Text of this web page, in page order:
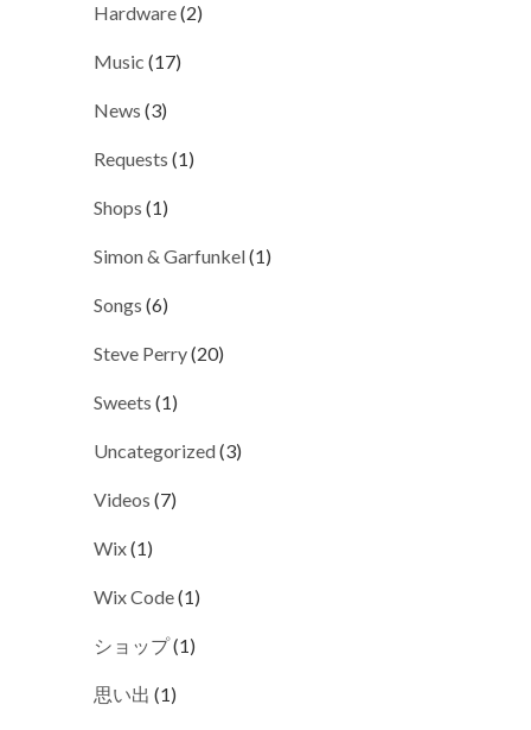
Hardware(2)
Music (17)
News (3)
Requests (1)
Shops (1)
Simon & Garfunkel(1)
Songs (6)
Steve Perry(20)
Sweets (1)
Uncategorized(3)
Videos (7)
Wix(1)
Wix Code(1)
ショップ(1)
思い出 (1)